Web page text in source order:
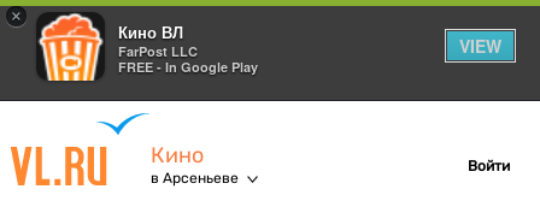
×
Кино ВЛ
FarPost LLC
FREE - In Google Play
VIEW
Кино
в Арсеньеве
Войти